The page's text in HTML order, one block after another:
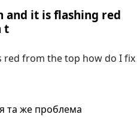
and it is flashing red
t
red from the top how do I fix
та же проблема